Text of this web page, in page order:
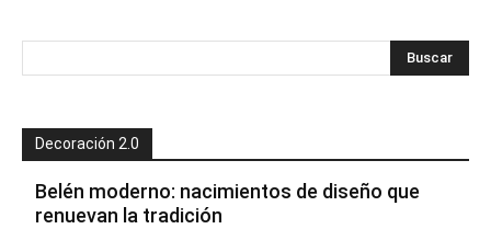
Decoración 2.0
Belén moderno: nacimientos de diseño que
renuevan la tradición